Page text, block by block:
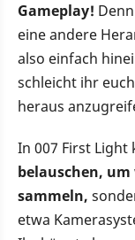
Gameplay!
eine andere
also einfach
schleicht ihr
heraus
In 007 First
belauschen,
sammeln,
etwa